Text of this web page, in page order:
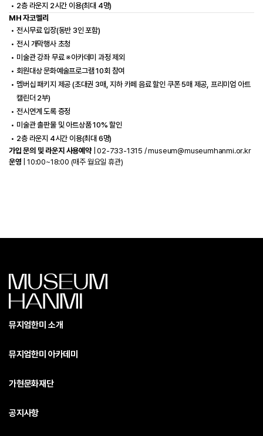
2층 라운지 2시간 이용(최대 4명)
MH 자코멜리
전시무료 입장(동반 3인 포함)
전시 개막행사 초청
미술관 강좌 무료 ※아카데미 과정 제외
회원대상 문화예술프로그램 10회 참여
멤버십 패키지 제공 (초대권 3매, 지하 카페 음료 할인 쿠폰 5매 제공, 프리미엄 아트
캘린더 2부)
전시연계 도록 증정
미술관 출판물 및 아트상품 10% 할인
2층 라운지 4시간 이용(최대 6명)
가입 문의 및 라운지 사용예약
| 02-733-1315 /museum@museumhanmi.or.kr
운영
| 10:00~18:00 (매주 월요일 휴관)
뮤지엄한미 소개
뮤지엄한미 아카데미
가현문화재단
공지사항